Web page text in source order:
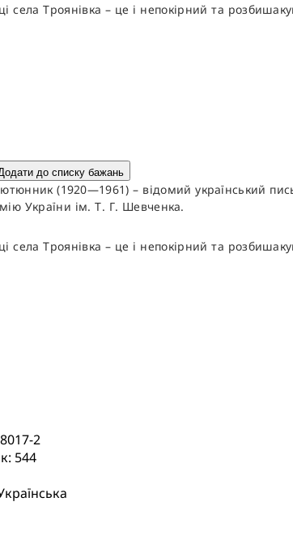
села Троянівка – це і непокірний та
до списку бажань
(1920—1961) – відомий український
України ім. Т. Г. Шевченка.
села Троянівка – це і непокірний та
2
544